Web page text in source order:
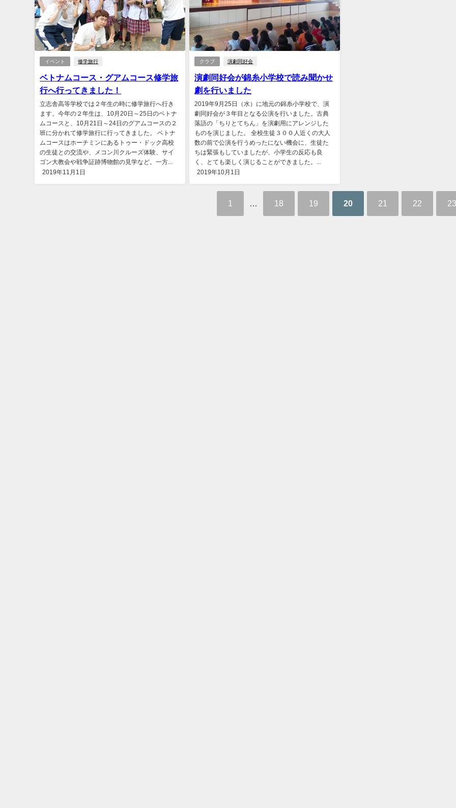
イベント 修学旅行
ベトナムコース・グアムコース修学旅
行へ行ってきました！
立志舎高等学校では２年生の時に修学旅行へ行き
ます。今年の２年生は、10月20日～25日のベトナ
ムコースと、10月21日～24日のグアムコースの２
班に分かれて修学旅行に行ってきました。 ベトナ
ムコースはホーチミンにあるトゥー・ドック高校
の生徒との交流や、メコン川クルーズ体験、サイ
ゴン大教会や戦争証跡博物館の見学など。一方...
2019年11月1日
クラブ 演劇同好会
演劇同好会が錦糸小学校で読み聞かせ
劇を行いました
2019年9月25日（水）に地元の錦糸小学校で、演
劇同好会が３年目となる公演を行いました。古典
落語の「ちりとてちん」を演劇用にアレンジした
ものを演じました。 全校生徒３００人近くの大人
数の前で公演を行うめったにない機会に、生徒た
ちは緊張もしていましたが、小学生の反応も良
く、とても楽しく演じることができました。...
2019年10月1日
1 18 19 20 21 22 23